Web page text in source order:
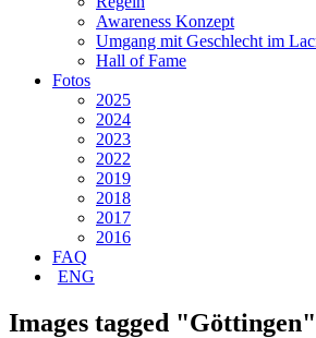
Awareness Konzept
Umgang mit Geschlecht im
Hall of Fame
Fotos
2025
2024
2023
2022
2019
2018
2017
2016
FAQ
ENG
Images tagged "Göttingen"